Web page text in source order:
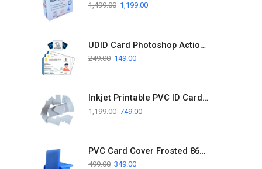
1,499.00 1,199.00
UDID Card Photoshop Action PVC | NTR Sheet 4X6 | NTR Sheet A4
249.00 149.00
Inkjet Printable PVC ID Card 230 Pcs - Best Quality White Card
1,199.00 749.00
PVC Card Cover Frosted 86X56 MM – Durable & Water Resistant
499.00 349.00